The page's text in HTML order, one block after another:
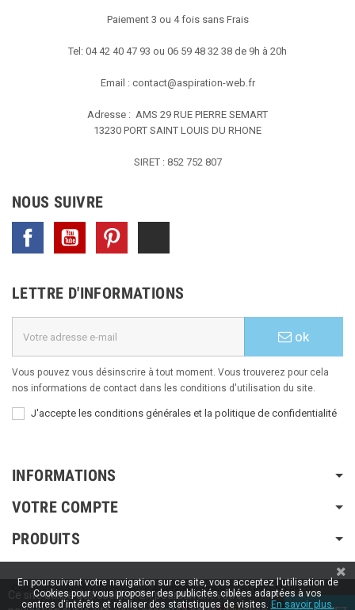
Paiement 3 ou 4 fois sans Frais
Tel: 04 42 40 47 93 ou 06 59 48 32 38 de 9h à 20h
Email : contact@aspiration-web.fr
Adresse : AMS 29 RUE PIERRE SEMART
13230 PORT SAINT LOUIS DU RHONE
SIRET : 852 752 807
NOUS SUIVRE
Facebook YouTube
LETTRE D'INFORMATIONS
ok
Vous pouvez vous désinscrire à tout moment. Vous trouverez pour cela
nos informations de contact dans les conditions d'utilisation du site.
J'accepte les conditions générales et la politique de confidentialité
INFORMATIONS
VOTRE COMPTE
PRODUITS
Copyright © 2020 / 2022 / 2023Aspiration-ams.fr| Fait par ESH-dev.fr
Ce site utilise des cookies. En poursuivant votre
En poursuivant votre navigation sur ce site, vous acceptez l'utilisation de
Cookies pour vous proposer des publicités ciblées adaptées à vos
centres d'intérêts et réaliser des statistiques de visites. En savoir plus.